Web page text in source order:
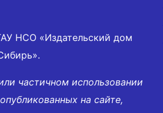
НСО «Издательский дом
частичном использовании
на сайте,